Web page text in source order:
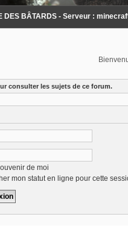
DES BÂTARDS - Serveur :
consulter les sujets de ce forum.
de moi
mon statut en ligne pour cette